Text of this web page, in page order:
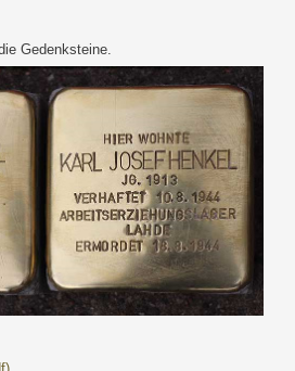
Gedenksteine.